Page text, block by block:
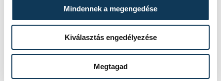
Mindennek a megengedése
Kiválasztás engedélyezése
Megtagad
egymásért, a hazáért."
közélet
Ovádi Péter